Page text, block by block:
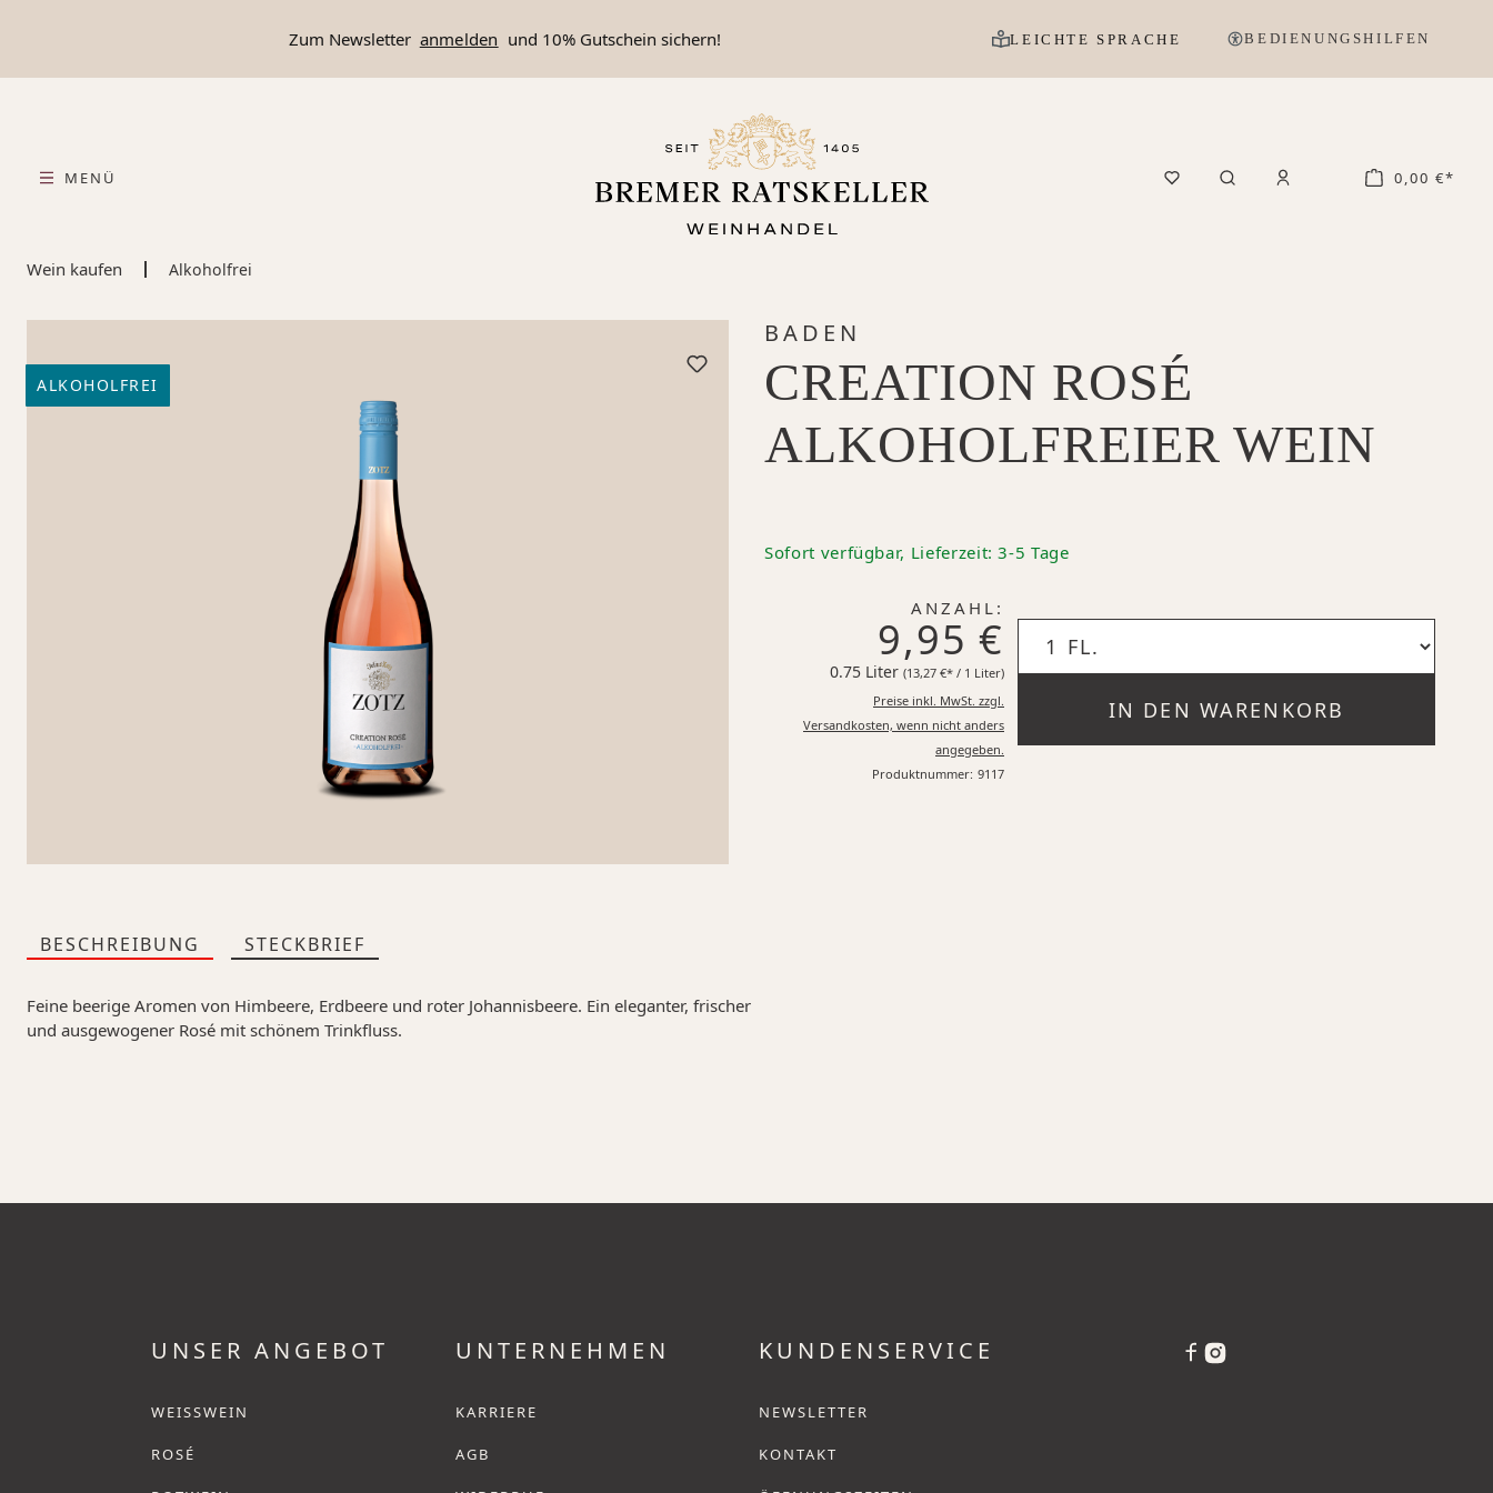
Zum Newsletter anmelden und 10% Gutschein sichern! LEICHTE SPRACHE BEDIENUNGSHILFEN
MENÜ 0,00 €*
Wein kaufen Alkoholfrei
ALKOHOLFREI
BADEN
CREATION ROSÉ
ALKOHOLFREIER WEIN
Sofort verfügbar, Lieferzeit: 3-5 Tage
ANZAHL:
9,95 €
0.75 Liter (13,27 €* / 1 Liter)13,27 €* pro 1 Liter
Preise inkl. MwSt. zzgl.
Versandkosten, wenn nicht anders
angegeben.
Produktnummer: 9117
IN DEN WARENKORB
BESCHREIBUNG STECKBRIEF
Feine beerige Aromen von Himbeere, Erdbeere und roter Johannisbeere. Ein eleganter, frischer
und ausgewogener Rosé mit schönem Trinkfluss.
UNSER ANGEBOT
WEISSWEIN
ROSÉ
UNTERNEHMEN
KARRIERE
AGB
KUNDENSERVICE
NEWSLETTER
KONTAKT